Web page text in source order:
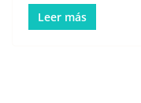
Leer más